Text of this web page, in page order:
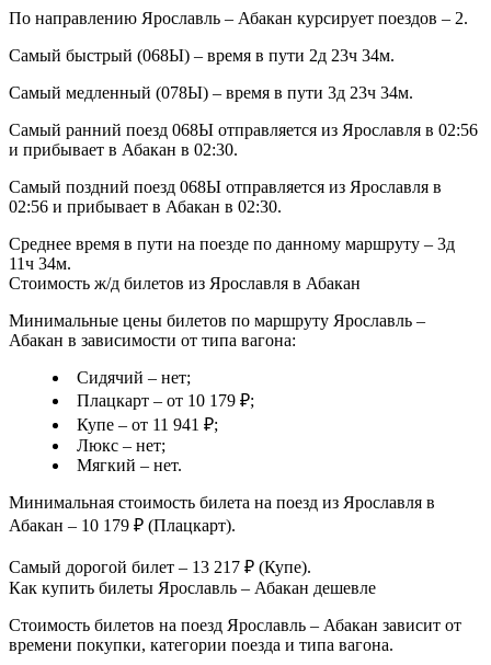
По направлению Ярославль – Абакан курсирует поездов – 2.
Самый быстрый (068Ы) – время в пути 2д 23ч 34м.
Самый медленный (078Ы) – время в пути 3д 23ч 34м.
Самый ранний поезд 068Ы отправляется из Ярославля в 02:56
и прибывает в Абакан в 02:30.
Самый поздний поезд 068Ы отправляется из Ярославля в
02:56 и прибывает в Абакан в 02:30.
Среднее время в пути на поезде по данному маршруту – 3д
11ч 34м.
Стоимость ж/д билетов из Ярославля в Абакан
Минимальные цены билетов по маршруту Ярославль –
Абакан в зависимости от типа вагона:
Сидячий – нет;
Плацкарт – от 10 179 ₽;
Купе – от 11 941 ₽;
Люкс – нет;
Мягкий – нет.
Минимальная стоимость билета на поезд из Ярославля в
Абакан – 10 179 ₽ (Плацкарт).
Самый дорогой билет – 13 217 ₽ (Купе).
Как купить билеты Ярославль – Абакан дешевле
Стоимость билетов на поезд Ярославль – Абакан зависит от
времени покупки, категории поезда и типа вагона.